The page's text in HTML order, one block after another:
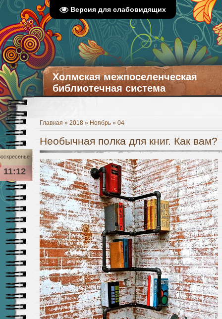
Версия для слабовидящих
Холмская межпоселенческая
библиотечная система
Главная » 2018 » Ноябрь » 04
Необычная полка для книг. Как вам?
11:12